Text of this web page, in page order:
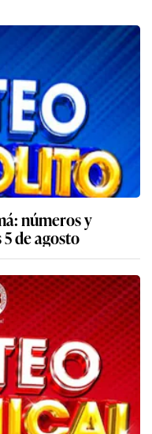
números y
de agosto